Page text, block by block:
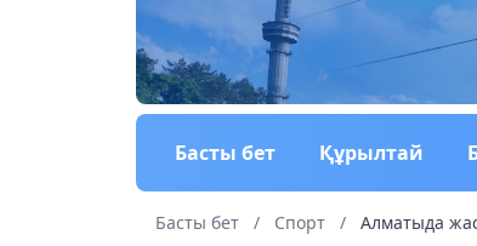
Басты бет Құрылтай
Басты бет / Спорт / Алматыда